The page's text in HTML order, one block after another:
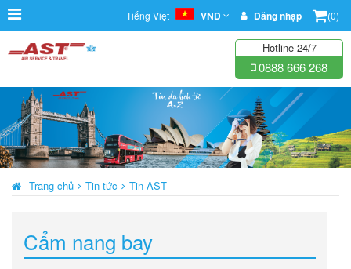
Tiếng Việt VND Đăng nhập (0)
Hotline 24/7
0888 666 268
Trang chủ Tin tức Tin AST
Cẩm nang bay